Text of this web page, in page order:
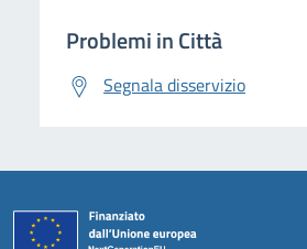
Problemi in Città
Segnala disservizio